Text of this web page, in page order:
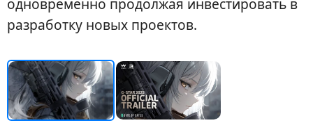
разработку новых проектов.